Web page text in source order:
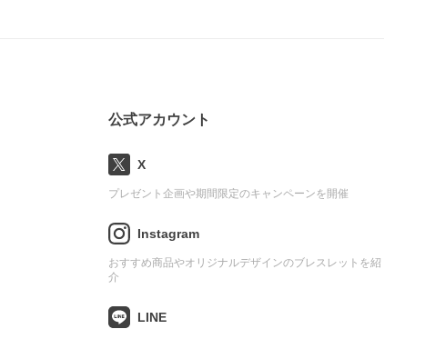
公式アカウント
X
プレゼント企画や期間限定のキャンペーンを開催
Instagram
おすすめ商品やオリジナルデザインのブレスレットを紹
介
LINE